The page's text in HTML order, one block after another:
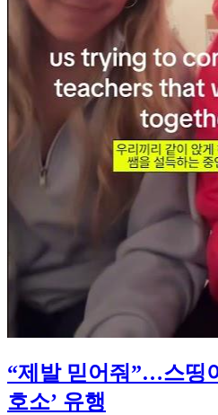
“제발 믿어줘”…스띵
호소’ 유행